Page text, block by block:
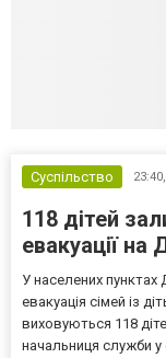
Суспільство 23:40,
118 дітей
евакуації на
У населених пунктах
евакуація сімей із
виховуються 118
начальниця служби